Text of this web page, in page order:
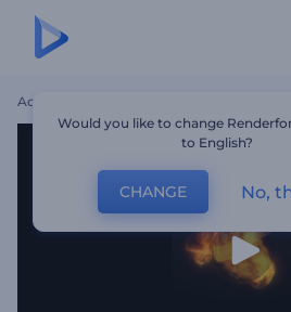
Accueil
Would you like to change
to English?
CHANGE No,